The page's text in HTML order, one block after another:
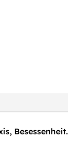
Besessenheit.